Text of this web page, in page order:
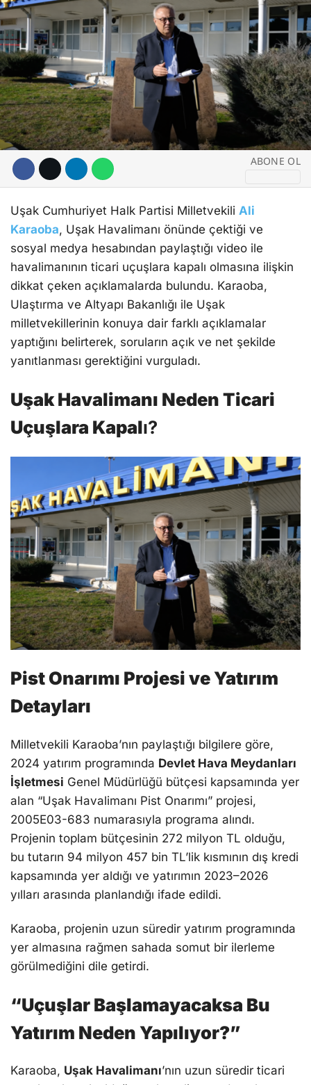
Facebook
Instagram
ABONE OL
Uşak Cumhuriyet Halk Partisi Milletvekili Ali
Karaoba, Uşak Havalimanı önünde çektiği ve
sosyal medya hesabından paylaştığı video ile
havalimanının ticari uçuşlara kapalı olmasına ilişkin
dikkat çeken açıklamalarda bulundu. Karaoba,
Ulaştırma ve Altyapı Bakanlığı ile Uşak
milletvekillerinin konuya dair farklı açıklamalar
yaptığını belirterek, soruların açık ve net şekilde
yanıtlanması gerektiğini vurguladı.
Uşak Havalimanı Neden Ticari
Uçuşlara Kapalı?
Pist Onarımı Projesi ve Yatırım
Detayları
Milletvekili Karaoba’nın paylaştığı bilgilere göre,
2024 yatırım programında Devlet Hava Meydanları
İşletmesi Genel Müdürlüğü bütçesi kapsamında yer
alan “Uşak Havalimanı Pist Onarımı” projesi,
2005E03-683 numarasıyla programa alındı.
Projenin toplam bütçesinin 272 milyon TL olduğu,
bu tutarın 94 milyon 457 bin TL’lik kısmının dış kredi
kapsamında yer aldığı ve yatırımın 2023–2026
yılları arasında planlandığı ifade edildi.
Karaoba, projenin uzun süredir yatırım programında
yer almasına rağmen sahada somut bir ilerleme
görülmediğini dile getirdi.
“Uçuşlar Başlamayacaksa Bu
Yatırım Neden Yapılıyor?”
Karaoba, Uşak Havalimanı’nın uzun süredir ticari